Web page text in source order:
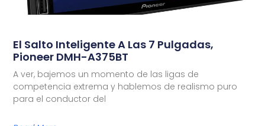
El Salto Inteligente A Las 7 Pulgadas,
Pioneer DMH-A375BT
A ver, bajemos un momento de las ligas de
competencia extrema y hablemos de realismo puro
para el conductor del